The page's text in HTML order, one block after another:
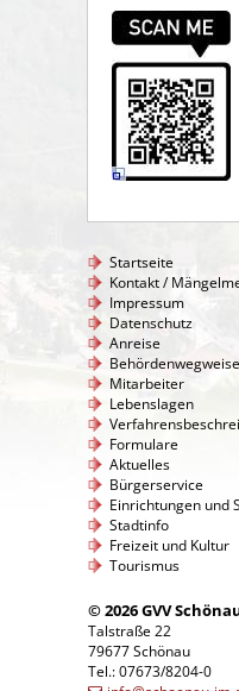
Startseite
Kontakt /
Impressum
Datenschutz
Anreise
Mitarbeiter
Lebenslagen
Formulare
Aktuelles
Bürgerservice
Einrichtungen und
Stadtinfo
Freizeit und Kultur
Tourismus
© 2026 GVV
Talstraße 22
79677 Schönau
Tel.: 07673/8204-0